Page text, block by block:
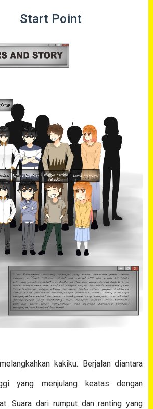
Start Point
kakiku. Berjalan diantara
yang menjulang keatas dengan
Suara dari rumput dan ranting yang